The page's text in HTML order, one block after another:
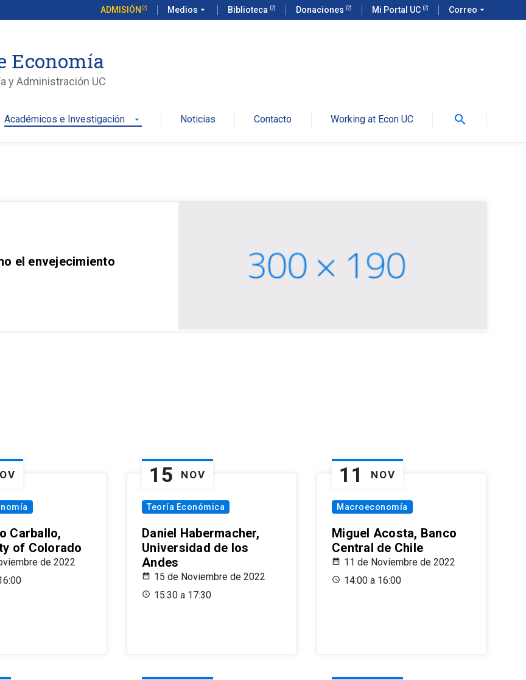
ADMISIÓN Medios arrow_drop_down Biblioteca Donaciones Mi Portal UC Correo arrow_drop_down
Economía
y Administración UC
Académicos e Investigación arrow_drop_down Noticias Contacto Working at Econ UC search
el envejecimiento
Carballo,
of Colorado
de 2022
15 NOV
Teoría Económica
Daniel Habermacher,
Universidad de los
Andes
15 de Noviembre de 2022
15:30 a 17:30
11 NOV
Macroeconomía
Miguel Acosta, Banco
Central de Chile
11 de Noviembre de 2022
14:00 a 16:00